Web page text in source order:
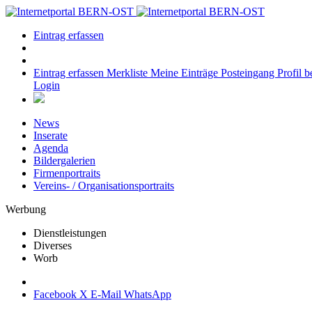
Eintrag erfassen
Eintrag erfassen Merkliste Meine Einträge Posteingang Profil
Login
News
Inserate
Agenda
Bildergalerien
Firmenportraits
Vereins- / Organisationsportraits
Werbung
Dienstleistungen
Diverses
Worb
Facebook X E-Mail WhatsApp